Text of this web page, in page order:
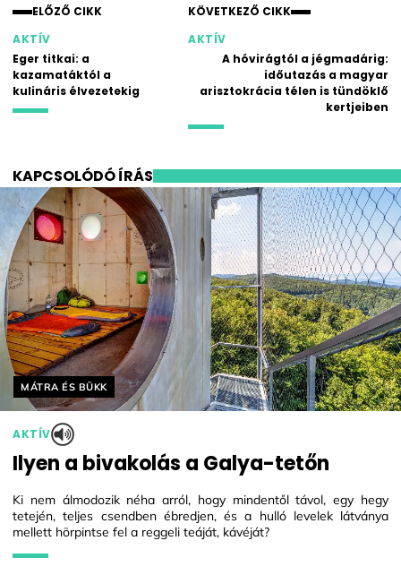
ELŐZŐ CIKK
AKTÍV
Eger titkai: a
kazamatáktól a
kulináris élvezetekig
KÖVETKEZŐ CIKK
AKTÍV
A hóvirágtól a jégmadárig:
időutazás a magyar
arisztokrácia télen is tündöklő
kertjeiben
KAPCSOLÓDÓ ÍRÁS
Helyszín címkék:
MÁTRA ÉS BÜKK
AKTÍV
Ilyen a bivakolás a Galya-tetőn
Ki nem álmodozik néha arról, hogy mindentől távol, egy hegy
tetején, teljes csendben ébredjen, és a hulló levelek látványa
mellett hörpintse fel a reggeli teáját, kávéját?